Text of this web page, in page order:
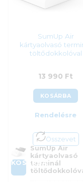
SumUp Air
kártyaolvasó
töltődokkolóval
13 990 Ft
KOSÁRBA
Rendelésre
Összevet
KOSÁRBA
SumUp Air
kártyaolvasó
terminál